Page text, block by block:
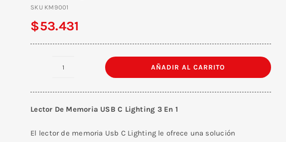
SKU KM9001
$53.431
USB/
USB
AÑADIR AL CARRITO
Lector De Memoria USB C Lighting 3 En 1
El lector de memoria Usb C Lighting le ofrece una solución